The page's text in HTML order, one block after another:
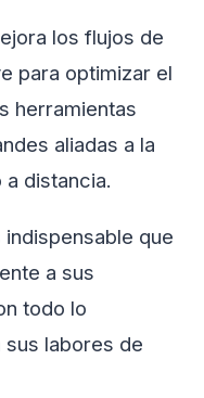
los flujos de
para optimizar el
herramientas
aliadas a la
distancia.
que
a sus
todo lo
labores de